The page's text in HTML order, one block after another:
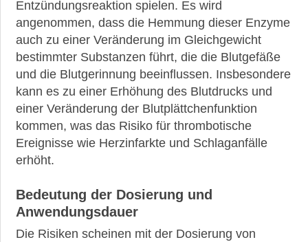
Entzündungsreaktion spielen. Es wird
angenommen, dass die Hemmung dieser Enzyme
auch zu einer Veränderung im Gleichgewicht
bestimmter Substanzen führt, die die Blutgefäße
und die Blutgerinnung beeinflussen. Insbesondere
kann es zu einer Erhöhung des Blutdrucks und
einer Veränderung der Blutplättchenfunktion
kommen, was das Risiko für thrombotische
Ereignisse wie Herzinfarkte und Schlaganfälle
erhöht.
Bedeutung der Dosierung und
Anwendungsdauer
Die Risiken scheinen mit der Dosierung von